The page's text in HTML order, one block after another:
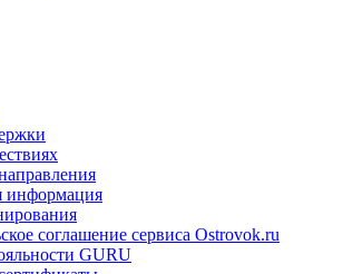
информация
соглашение сервиса Ostrovok.ru
GURU